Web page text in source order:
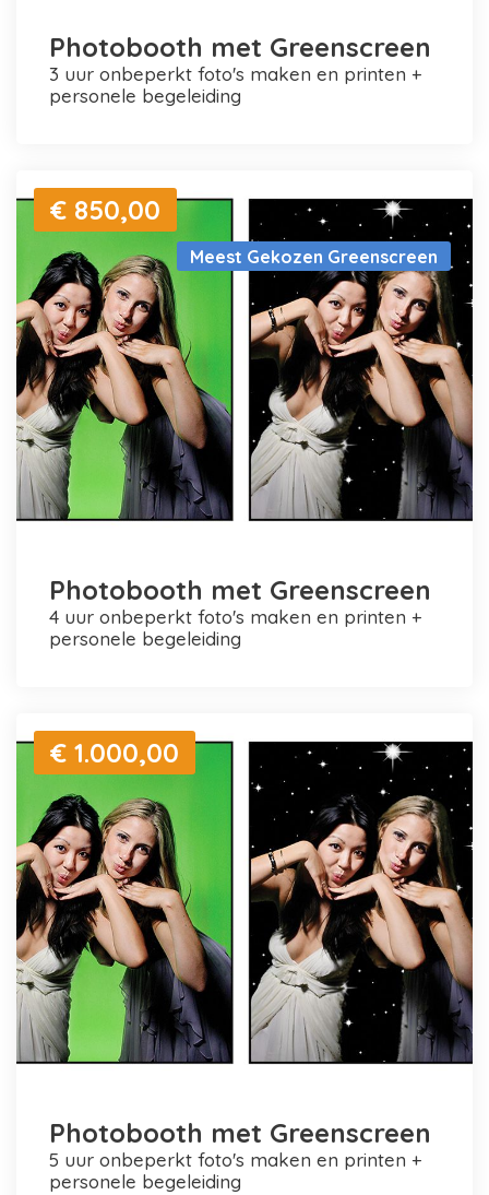
Photobooth met Greenscreen
3 uur onbeperkt foto's maken en printen +
personele begeleiding
Meest Gekozen Greenscreen
€ 850,00
Photobooth met Greenscreen
4 uur onbeperkt foto's maken en printen +
personele begeleiding
€ 1.000,00
Photobooth met Greenscreen
5 uur onbeperkt foto's maken en printen +
personele begeleiding